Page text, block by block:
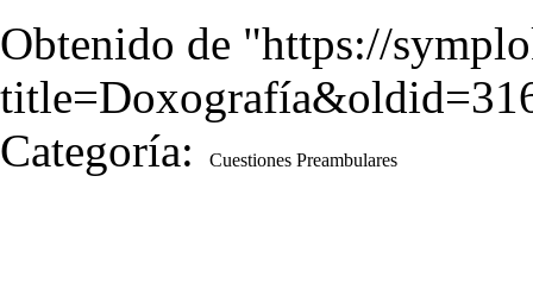
Obtenido de "https://
Categoría: Cuestiones Preambulares